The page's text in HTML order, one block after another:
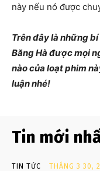
này nếu nó được
Trên đây là những
Băng Hà được mọi
nào của loạt phim
luận nhé!
Tin mới
TIN TỨC THÁNG 3 30,